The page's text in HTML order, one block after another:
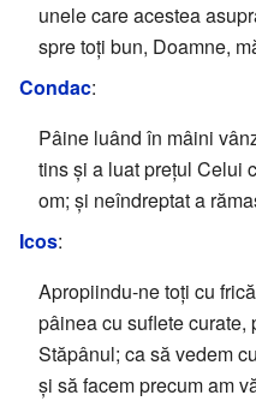
unele care acestea
spre toţi bun, Doamne,
Condac:
Pâine luând în mâini
tins şi a luat preţul Celui
om; şi neîndreptat a
Icos:
Apropiindu-ne toţi cu
pâinea cu suflete curate,
Stăpânul; ca să vedem
şi să facem precum am